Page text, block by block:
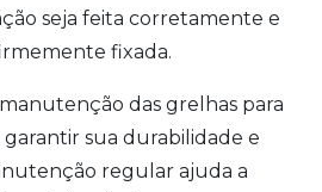
seja feita corretamente e
fixada.
das grelhas para
garantir sua durabilidade e
regular ajuda a